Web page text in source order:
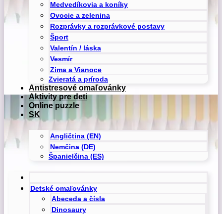
Medvedíkovia a koníky
Ovocie a zelenina
Rozprávky a rozprávkové postavy
Šport
Valentín / láska
Vesmír
Zima a Vianoce
Zvieratá a príroda
Antistresové omaľovánky
Aktivity pre deti
Online puzzle
SK
Angličtina (EN)
Nemčina (DE)
Španielčina (ES)
Detské omaľovánky
Abeceda a čísla
Dinosaury